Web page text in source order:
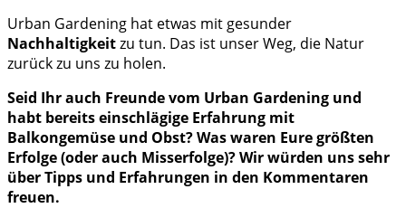
Urban Gardening hat etwas mit gesunder
Nachhaltigkeitzu tun. Das ist unser Weg, die Natur
zurück zu uns zu holen.
Seid Ihr auch Freunde vom Urban Gardening und
habt bereits einschlägige Erfahrung mit
Balkongemüse und Obst? Was waren Eure größten
Erfolge (oder auch Misserfolge)? Wir würden uns sehr
über Tipps und Erfahrungen in den Kommentaren
freuen.